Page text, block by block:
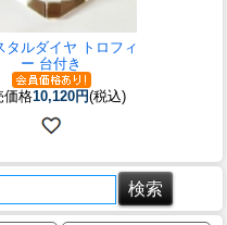
タルダイヤ トロフィ
ー 台付き
価格10,120円(税込)